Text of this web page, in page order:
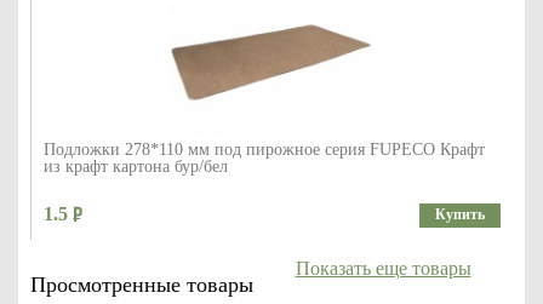
Подложки 278*110 мм под пирожное серия FUPECO Крафт
из крафт картона бур/бел
1.5 Купить
Просмотренные товары
Показать еще товары